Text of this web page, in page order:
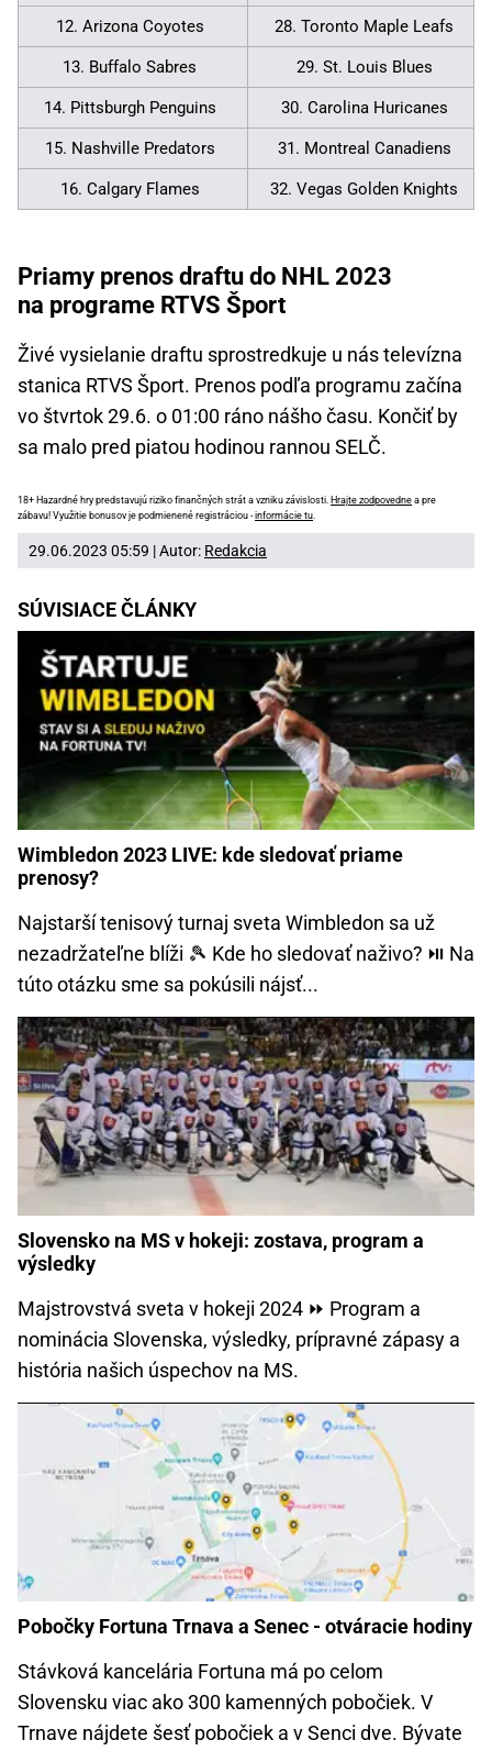
12. Arizona Coyotes 28. Toronto Maple Leafs
13. Buffalo Sabres 29. St. Louis Blues
14. Pittsburgh Penguins 30. Carolina Huricanes
15. Nashville Predators 31. Montreal Canadiens
16. Calgary Flames 32. Vegas Golden Knights
Priamy prenos draftu do NHL 2023
na programe RTVS Šport
Živé vysielanie draftu sprostredkuje u nás televízna
stanica RTVS Šport. Prenos podľa programu začína
vo štvrtok 29.6. o 01:00 ráno nášho času. Končiť by
sa malo pred piatou hodinou rannou SELČ.
18+ Hazardné hry predstavujú riziko finančných strát a vzniku závislosti. Hrajte zodpovedne a pre
zábavu! Využitie bonusov je podmienené registráciou -informácie tu
29.06.2023 05:59 | Autor: Redakcia
SÚVISIACE ČLÁNKY
Wimbledon 2023 LIVE: kde sledovať priame
prenosy?
Najstarší tenisový turnaj sveta Wimbledon sa už
nezadržateľne blíži 🎾 Kde ho sledovať naživo? ⏯️ Na
túto otázku sme sa pokúsili nájsť...
Slovensko na MS v hokeji: zostava, program a
výsledky
Majstrovstvá sveta v hokeji 2024 ⏩ Program a
nominácia Slovenska, výsledky, prípravné zápasy a
história našich úspechov na MS.
Pobočky Fortuna Trnava a Senec - otváracie hodiny
Stávková kancelária Fortuna má po celom
Slovensku viac ako 300 kamenných pobočiek. V
Trnave nájdete šesť pobočiek a v Senci dve. Bývate